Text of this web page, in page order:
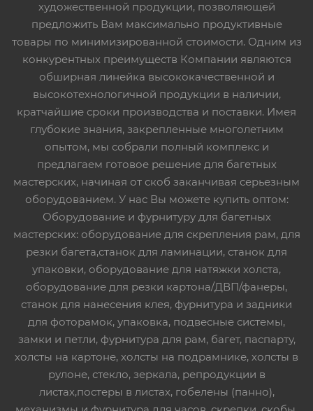
художественной продукции, позволяющей
предложить Вам максимально продуктивные
товары по минимизированной стоимости. Одним из
конкурентных преимуществ Компании являются
обширная линейка высококачественной и
высокотехнологичной продукции в наличии,
кратчайшие сроки производства и поставки. Имея
глубокие знания, закрепленные многолетним
опытом, мы собрали полный комплекс и
предлагаем готовое решение для багетных
мастерских, начиная от скоб заканчивая серьезным
оборудованием. У нас Вы можете купить оптом:
Оборудование и фурнитуру для багетных
мастерских: оборудование для скрепления рам, для
резки багета,станок для ламинации, станок для
упаковки, оборудование для натяжки холста,
оборудование для резки картона/ДВП/фанеры,
станок для нанесения клея, фурнитура и задники
для фоторамок, упаковка, подвесные системы,
замки и петли, фурнитура для рам, багет, паспарту,
холсты на картоне, холсты на подрамнике, холсты в
рулоне, стекло, зеркала, репродукции в
листах,постеры в листах, гобелены (панно),